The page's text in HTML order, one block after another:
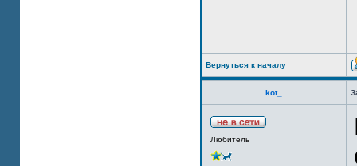
Вернуться к началу
kot_
Любитель